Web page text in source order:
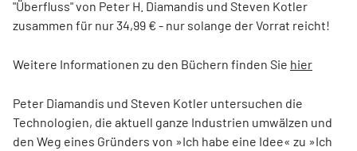
"Überfluss" von Peter H. Diamandis und Steven Kotler
zusammen für nur 34,99 € - nur solange der Vorrat reicht!
Weitere Informationen zu den Büchern finden Sie hier
Peter Diamandis und Steven Kotler untersuchen die
Technologien, die aktuell ganze Industrien umwälzen und
den Weg eines Gründers von »Ich habe eine Idee« zu »Ich